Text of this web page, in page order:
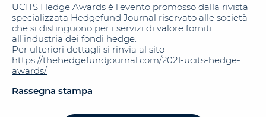
UCITS Hedge Awards è l’evento promosso dalla rivista
specializzata Hedgefund Journal riservato alle società
che si distinguono per i servizi di valore forniti
all’industria dei fondi hedge.
Per ulteriori dettagli si rinvia al sito
https://thehedgefundjournal.com/2021-ucits-hedge-
awards/
Rassegna stampa